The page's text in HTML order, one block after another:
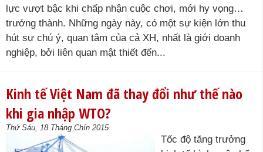
lực vượt bậc khi chấp nhận cuộc chơi, mới hy vọng…
trưởng thành. Những ngày này, có một sự kiện lớn thu
hút sự chú ý, quan tâm của cả XH, nhất là giới doanh
nghiệp, bởi liên quan mật thiết đến...
Kinh tế Việt Nam đã thay đổi như thế nào
khi gia nhập WTO?
Thứ Sáu, 18 Tháng Chín 2015
Tốc độ tăng trưởng